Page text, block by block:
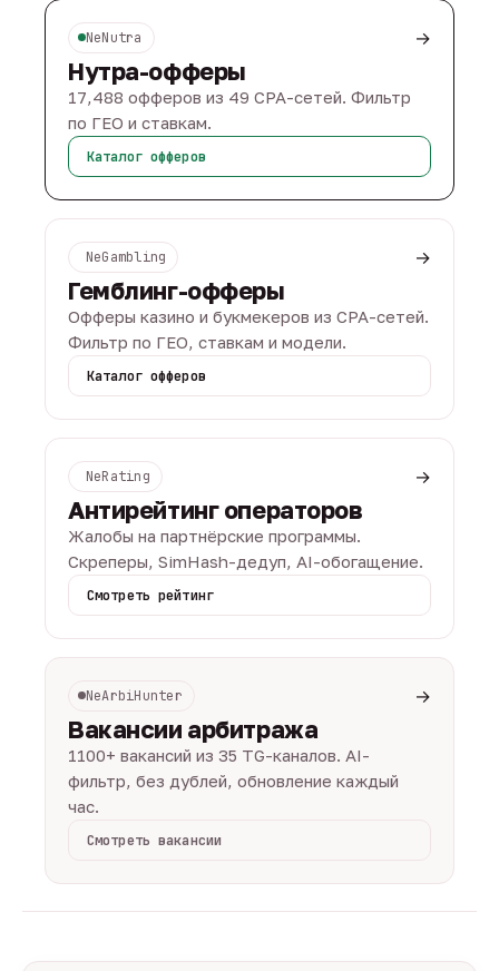
NeNutra →
Нутра-офферы
17,488 офферов из 49 CPA-сетей. Фильтр
по ГЕО и ставкам.
Каталог офферов
NeGambling →
Гемблинг-офферы
Офферы казино и букмекеров из CPA-сетей.
Фильтр по ГЕО, ставкам и модели.
Каталог офферов
NeRating →
Антирейтинг операторов
Жалобы на партнёрские программы.
Скреперы, SimHash-дедуп, AI-обогащение.
Смотреть рейтинг
NeArbiHunter →
Вакансии арбитража
1100+ вакансий из 35 TG-каналов. AI-
фильтр, без дублей, обновление каждый
час.
Смотреть вакансии